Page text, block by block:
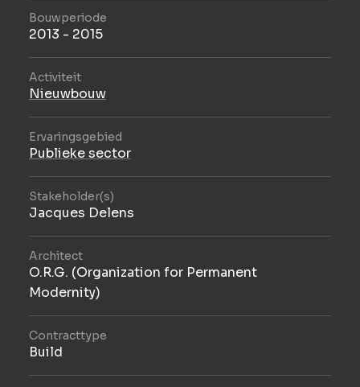
Bouwperiode
2013 - 2015
Activiteit
Nieuwbouw
Ervaringsgebied
Publieke sector
Stakeholder(s)
Jacques Delens
Architect
O.R.G. (Organization for Permanent
Modernity)
Contracttype
Build